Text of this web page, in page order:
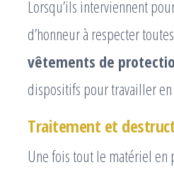
Lorsqu’ils interviennent
d’honneur à respecter
vêtements de
dispositifs pour travailler
Traitement et
Une fois tout le matériel en